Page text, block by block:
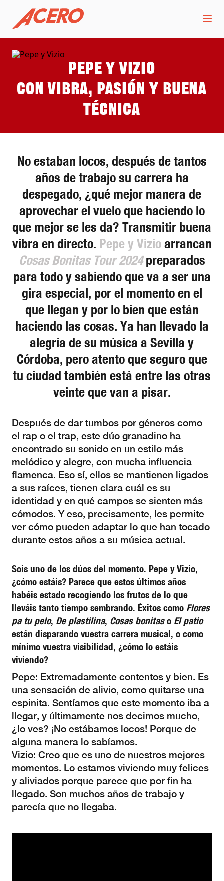
Pepe y Vizio
Con vibra, pasión y buena
técnica
No estaban locos, después de tantos
años de trabajo su carrera ha
despegado, ¿qué mejor manera de
aprovechar el vuelo que haciendo lo
que mejor se les da? Transmitir buena
vibra en directo. Pepe y Vizioarrancan
Cosas Bonitas Tour 2024preparados
para todo y sabiendo que va a ser una
gira especial, por el momento en el
que llegan y por lo bien que están
haciendo las cosas. Ya han llevado la
alegría de su música a Sevilla y
Córdoba, pero atento que seguro que
tu ciudad también está entre las otras
veinte que van a pisar.
Después de dar tumbos por géneros como
el rap o el trap, este dúo granadino ha
encontrado su sonido en un estilo más
melódico y alegre, con mucha influencia
flamenca. Eso sí, ellos se mantienen ligados
a sus raíces, tienen clara cuál es su
identidad y en qué campos se sienten más
cómodos. Y eso, precisamente, les permite
ver cómo pueden adaptar lo que han tocado
durante estos años a su música actual.
Sois uno de los dúos del momento. Pepe y Vizio,
¿cómo estáis? Parece que estos últimos años
habéis estado recogiendo los frutos de lo que
lleváis tanto tiempo sembrando. Éxitos como Flores
pa tu pelo, De plastilina, Cosas bonitaso El patio
están disparando vuestra carrera musical, o como
mínimo vuestra visibilidad, ¿cómo lo estáis
viviendo?
Pepe: Extremadamente contentos y bien. Es
una sensación de alivio, como quitarse una
espinita. Sentíamos que este momento iba a
llegar, y últimamente nos decimos mucho,
¿lo ves? ¡No estábamos locos! Porque de
alguna manera lo sabíamos.
Vizio: Creo que es uno de nuestros mejores
momentos. Lo estamos viviendo muy felices
y aliviados porque parece que por fin ha
llegado. Son muchos años de trabajo y
parecía que no llegaba.